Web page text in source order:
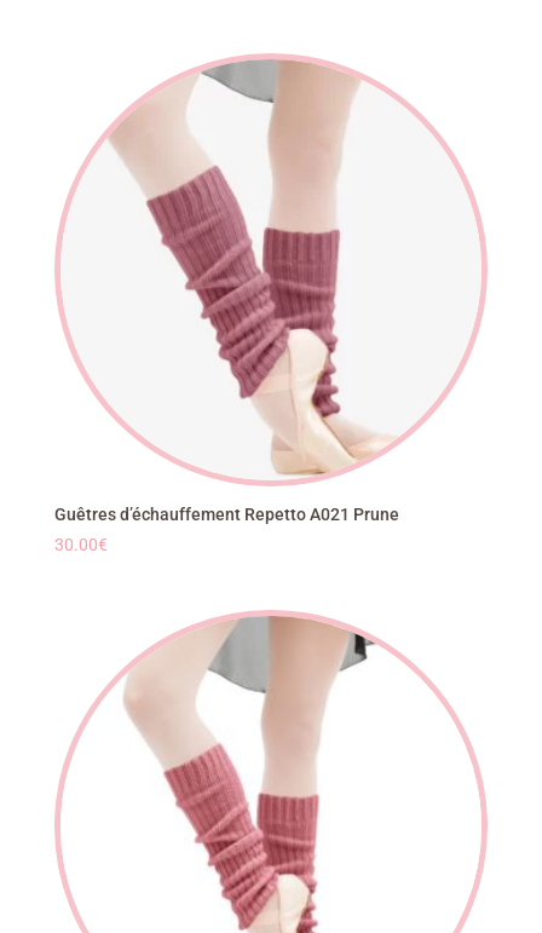
Guêtres d’échauffement Repetto A021 Prune
30.00€